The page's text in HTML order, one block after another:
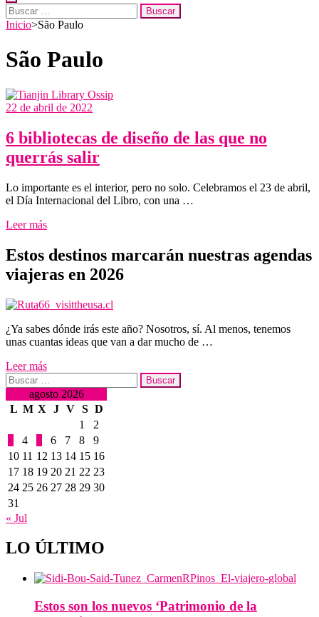
Buscar:
Inicio>São Paulo
São Paulo
22 de abril de 2022
6 bibliotecas de diseño de las que no
querrás salir
Lo importante es el interior, pero no solo. Celebramos el 23 de abril,
el Día Internacional del Libro, con una …
Leer más
Estos destinos marcarán nuestras agendas
viajeras en 2026
¿Ya sabes dónde irás este año? Nosotros, sí. Al menos, tenemos
unas cuantas ideas que van a dar mucho de …
Leer más
Buscar:
agosto 2026
L M X J V S D
1
2
4 6 7 8
9
10 11 12 13 14 15 16
17 18 19 20 21 22 23
24 25 26 27 28 29 30
31
« Jul
LO ÚLTIMO
Estos son los nuevos ‘Patrimonio de la